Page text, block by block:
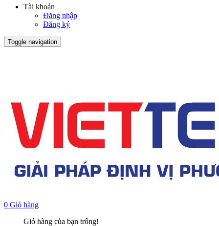
Tài khoản
Đăng nhập
Đăng ký
Toggle navigation
0 Giỏ hàng
Giỏ hàng của bạn trống!